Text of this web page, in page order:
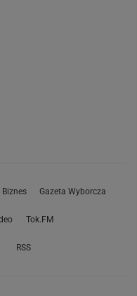
Biznes Gazeta Wyborcza
Tok.FM
RSS